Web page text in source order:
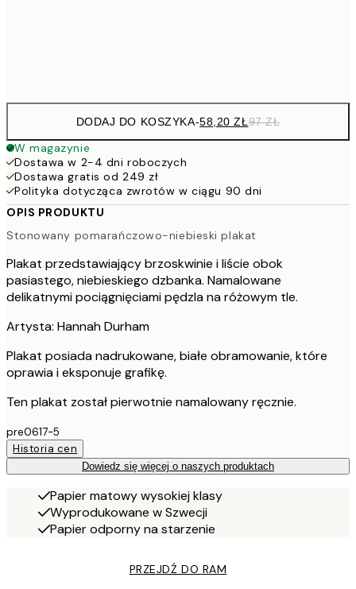
DODAJ DO KOSZYKA-58,20 ZŁ97 ZŁ
W magazynie
Dostawa w 2-4 dni roboczych
Dostawa gratis od 249 zł
Polityka dotycząca zwrotów w ciągu 90 dni
OPIS PRODUKTU
Stonowany pomarańczowo-niebieski plakat
Plakat przedstawiający brzoskwinie i liście obok
pasiastego, niebieskiego dzbanka. Namalowane
delikatnymi pociągnięciami pędzla na różowym tle.
Artysta: Hannah Durham
Plakat posiada nadrukowane, białe obramowanie, które
oprawia i eksponuje grafikę.
Ten plakat został pierwotnie namalowany ręcznie.
pre0617-5
Historia cen
Dowiedz się więcej o naszych produktach
Papier matowy wysokiej klasy
Wyprodukowane w Szwecji
Papier odporny na starzenie
PRZEJDŹ DO RAM